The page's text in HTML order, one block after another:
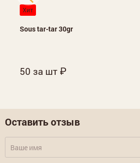
Хит
Sous tar-tar 30gr
50 за шт
Оставить отзыв